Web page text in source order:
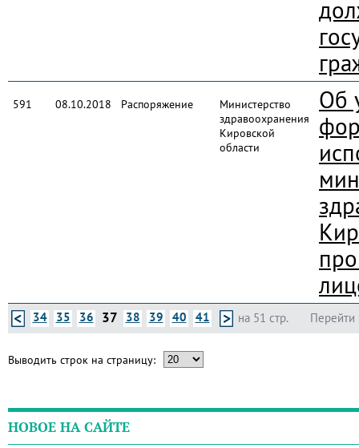
591 08.10.2018 Распоряжение
Министерство
здравоохранения
Кировской
области
Об
Перейти
34 35 36 37 38 39 40 41 на 51 стр.
Выводить строк на страницу:
НОВОЕ НА САЙТЕ